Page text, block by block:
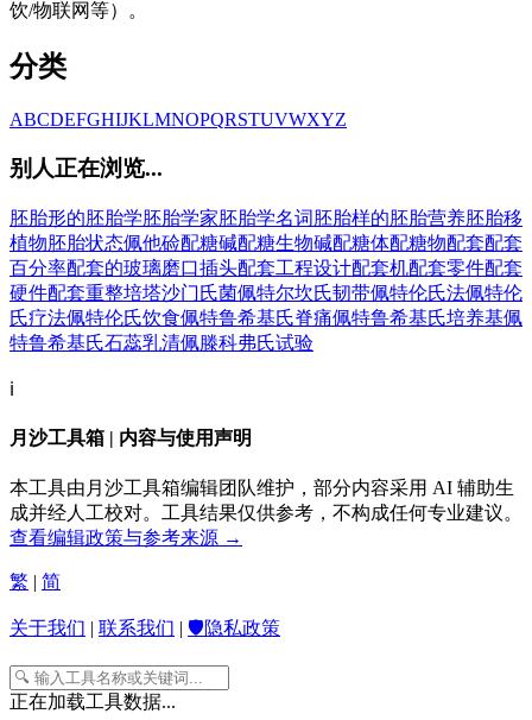
饮/物联网等）。
分类
ABCDEFGHIJKLMNOPQRSTUVWXYZ
别人正在浏览...
胚胎形的胚胎学胚胎学家胚胎学名词胚胎样的胚胎营养胚胎移
植物胚胎状态佩他硷配糖碱配糖生物碱配糖体配糖物配套配套
百分率配套的玻璃磨口插头配套工程设计配套机配套零件配套
硬件配套重整培塔沙门氏菌佩特尔坎氏韧带佩特伦氏法佩特伦
氏疗法佩特伦氏饮食佩特鲁希基氏脊痛佩特鲁希基氏培养基佩
特鲁希基氏石蕊乳清佩滕科弗氏试验
ℹ️
月沙工具箱 | 内容与使用声明
本工具由月沙工具箱编辑团队维护，部分内容采用 AI 辅助生
成并经人工校对。工具结果仅供参考，不构成任何专业建议。
查看编辑政策与参考来源 →
繁 | 简
关于我们 | 联系我们 | 🛡️隐私政策
正在加载工具数据...